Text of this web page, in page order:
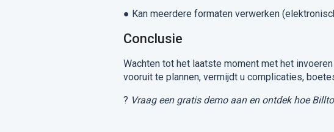
● Kan meerdere formaten verwerken
Conclusie
Wachten tot het laatste moment met het
vooruit te plannen, vermijdt u complicaties,
? Vraag een gratis demo aan en ontdek hoe